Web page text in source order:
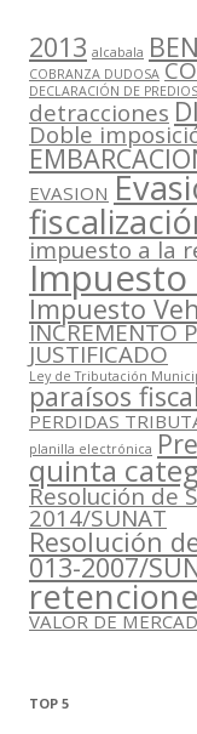
2013 alcabala
COBRANZA DUDOSA
DECLARACIÓN DE PREDIOS
detracciones
Doble
EVASION
impuesto a la
Impuesto
Impuesto
INCREMENTO
JUSTIFICADO
Ley de Tributación
paraísos
PERDIDAS
planilla electrónica
quinta
Resolución de
2014/SUNAT
Resolución
013-2007/
VALOR DE
TOP 5